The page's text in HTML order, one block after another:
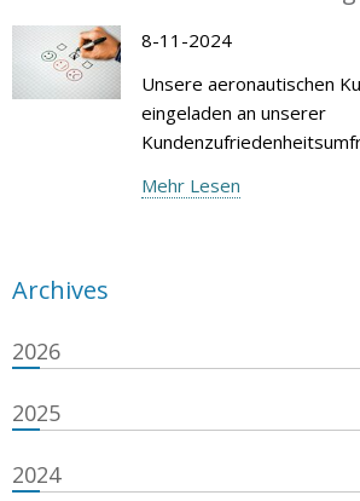
8-11-2024
Unsere aeronautischen
eingeladen an unserer
Mehr Lesen
Archives
2026
2025
2024